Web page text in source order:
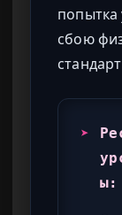
попытка
сбою
➤
ы: